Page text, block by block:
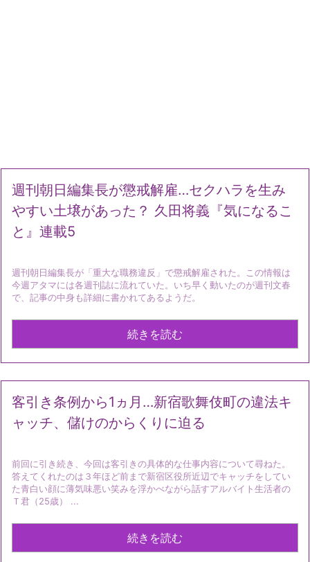
週刊朝日編集長が懲戒解雇…セクハラを生み
やすい土壌があった？ 久田将義『気になるこ
と』連載5
週刊朝日編集長が「重大な職務違反」で懲戒解雇された。この情報は
今週アタマには各週刊誌に流れていた。いち早く動いたのが週刊文春
で、記事の中身も詳細に書かれてあるようだ。
続きを読む
客引き条例から1ヵ月…新宿歌舞伎町の違法キ
ャッチ、儲けのからくりに迫る
前回に引き続き、今回は客引きの具体的な仕事内容について尋ねた。
答えてくれたのは３年ほど前まで新宿区役所近辺でキャッチをしてい
た青白い顔に薄気味悪い笑みを浮かべながら話すアルバイト生活者の
Ｔ君（25歳） ...
続きを読む